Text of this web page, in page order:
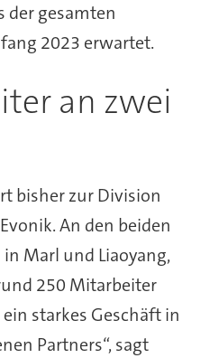
der gesamten
2023 erwartet.
an zwei
bisher zur Division
An den beiden
Marl und Liaoyang,
250 Mitarbeiter
starkes Geschäft in
Partners“, sagt